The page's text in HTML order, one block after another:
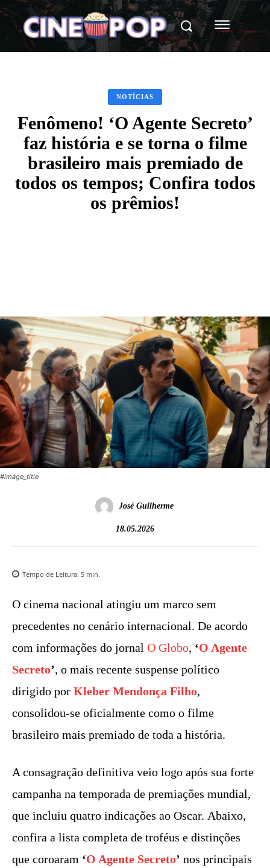
NOTÍCIAS
Fenômeno! ‘O Agente Secreto’
faz história e se torna o filme
brasileiro mais premiado de
todos os tempos; Confira todos
os prêmios!
#image_title
José Guilherme
18.05.2026
Tempo de Leitura: 5 min.
O cinema nacional atingiu um marco sem
precedentes no cenário internacional. De acordo
com informações do jornal O Globo, ‘O Agente
Secreto’, o mais recente suspense político
dirigido por Kleber Mendonça Filho,
consolidou-se oficialmente como o filme
brasileiro mais premiado de toda a história.
A consagração definitiva veio logo após sua forte
campanha na temporada de premiações mundial,
que incluiu quatro indicações ao Oscar. Abaixo,
confira a lista completa de troféus e distinções
que coroaram ‘O Agente Secreto’ nos principais